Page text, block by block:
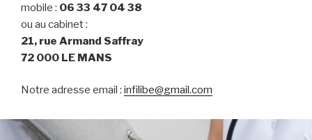
mobile : 06 33 47 04 38
ou au cabinet :
21, rue Armand Saffray
72 000 LE MANS
Notre adresse email : infilibe@gmail.com